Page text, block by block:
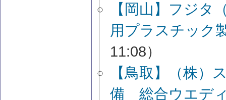
【岡山】フジ
用プラスチック
11:08）
【鳥取】（株）
備 総合ウエデ